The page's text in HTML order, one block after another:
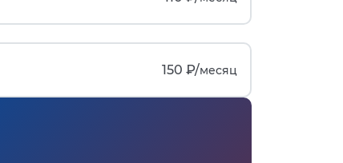
150 ₽/месяц